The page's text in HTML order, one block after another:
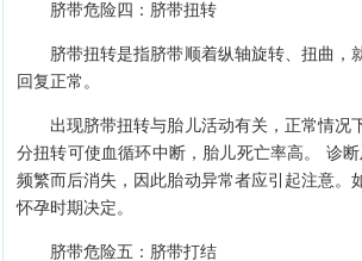
脐带危险四：脐带扭转
脐带扭转是指脐带顺着纵轴旋转、扭曲，
回复正常。
出现脐带扭转与胎儿活动有关，正常情况
分扭转可使血循环中断，胎儿死亡率高。 诊
频繁而后消失，因此胎动异常者应引起注意。
怀孕时期决定。
脐带危险五：脐带打结